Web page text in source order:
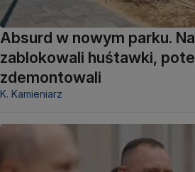
Absurd w nowym parku.
zablokowali huśtawki,
zdemontowali
K. Kamieniarz